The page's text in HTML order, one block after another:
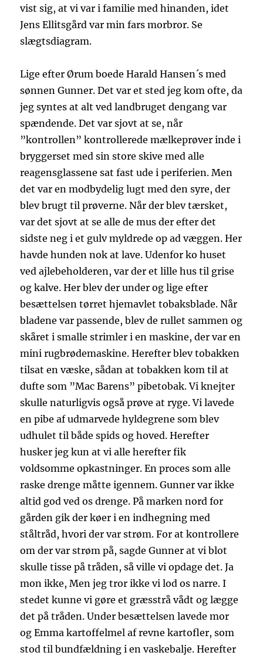
vist sig, at vi var i familie med hinanden, idet
Jens Ellitsgård var min fars morbror. Se
slægtsdiagram.
Lige efter Ørum boede Harald Hansen´s med
sønnen Gunner. Det var et sted jeg kom ofte, da
jeg syntes at alt ved landbruget dengang var
spændende. Det var sjovt at se, når
”kontrollen” kontrollerede mælkeprøver inde i
bryggerset med sin store skive med alle
reagensglassene sat fast ude i periferien. Men
det var en modbydelig lugt med den syre, der
blev brugt til prøverne. Når der blev tærsket,
var det sjovt at se alle de mus der efter det
sidste neg i et gulv myldrede op ad væggen. Her
havde hunden nok at lave. Udenfor ko huset
ved ajlebeholderen, var der et lille hus til grise
og kalve. Her blev der under og lige efter
besættelsen tørret hjemavlet tobaksblade. Når
bladene var passende, blev de rullet sammen og
skåret i smalle strimler i en maskine, der var en
mini rugbrødemaskine. Herefter blev tobakken
tilsat en væske, sådan at tobakken kom til at
dufte som ”Mac Barens” pibetobak. Vi knejter
skulle naturligvis også prøve at ryge. Vi lavede
en pibe af udmarvede hyldegrene som blev
udhulet til både spids og hoved. Herefter
husker jeg kun at vi alle herefter fik
voldsomme opkastninger. En proces som alle
raske drenge måtte igennem. Gunner var ikke
altid god ved os drenge. På marken nord for
gården gik der køer i en indhegning med
ståltråd, hvori der var strøm. For at kontrollere
om der var strøm på, sagde Gunner at vi blot
skulle tisse på tråden, så ville vi opdage det. Ja
mon ikke, Men jeg tror ikke vi lod os narre. I
stedet kunne vi gøre et græsstrå vådt og lægge
det på tråden. Under besættelsen lavede mor
og Emma kartoffelmel af revne kartofler, som
stod til bundfældning i en vaskebalje. Herefter